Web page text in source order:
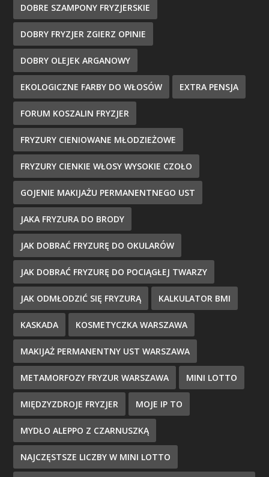
DOBRE SZAMPONY FRYZJERSKIE
DOBRY FRYZJER ZGIERZ OPINIE
DOBRY OLEJEK ARGANOWY
EKOLOGICZNE FARBY DO WŁOSÓW EXTRA PENSJA
FORUM KOSZALIN FRYZJER
FRYZURY CIENIOWANE MŁODZIEŻOWE
FRYZURY CIENKIE WŁOSY WYSOKIE CZOŁO
GOJENIE MAKIJAŻU PERMANENTNEGO UST
JAKA FRYZURA DO BRODY
JAK DOBRAĆ FRYZURĘ DO OKULARÓW
JAK DOBRAĆ FRYZURĘ DO POCIĄGŁEJ TWARZY
JAK ODMŁODZIĆ SIĘ FRYZURĄ KALKULATOR BMI
KASKADA KOSMETYCZKA WARSZAWA
MAKIJAŻ PERMANENTNY UST WARSZAWA
METAMORFOZY FRYZUR WARSZAWA MINI LOTTO
MIĘDZYZDROJE FRYZJER MOJE IP TO
MYDŁO ALEPPO Z CZARNUSZKĄ
NAJCZĘSTSZE LICZBY W MINI LOTTO